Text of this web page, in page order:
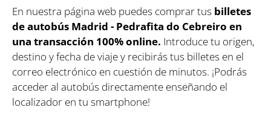
En nuestra página web puedes comprar tus billetes
de autobús Madrid - Pedrafita do Cebreiro en
una transacción 100% online. Introduce tu origen,
destino y fecha de viaje y recibirás tus billetes en el
correo electrónico en cuestión de minutos. ¡Podrás
acceder al autobús directamente enseñando el
localizador en tu smartphone!